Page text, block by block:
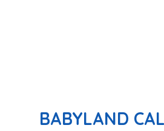
BABYLAND